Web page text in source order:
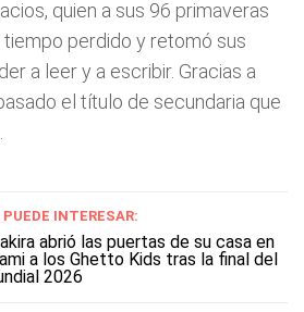
quien a sus 96 primaveras
perdido y retomó sus
a leer y a escribir. Gracias a
el título de secundaria que
PUEDE INTERESAR:
abrió las puertas de su casa en
a los Ghetto Kids tras la final del
2026